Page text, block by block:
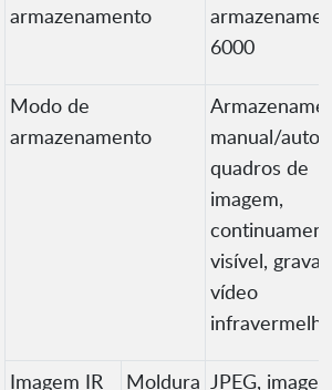
armazenamento
6000
Modo de
armazenamento
manual/auto
quadros de
imagem,
visível,
vídeo
infravermelho
Imagem IR Moldura JPEG,